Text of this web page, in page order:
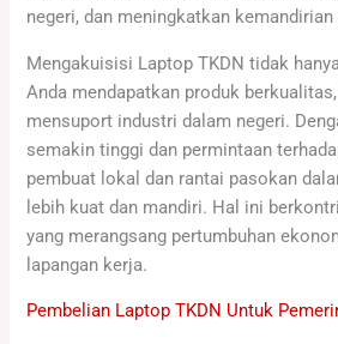
negeri, dan meningkatkan
Mengakuisisi Laptop TKDN tidak
Anda mendapatkan produk
mensuport industri dalam negeri.
semakin tinggi dan permintaan
pembuat lokal dan rantai pasokan
lebih kuat dan mandiri. Hal ini
yang merangsang pertumbuhan
lapangan kerja.
Pembelian Laptop TKDN Untuk